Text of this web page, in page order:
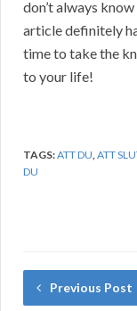
don’t always
article definitely
time to take the
to your life!
TAGS:ATT DU,ATT
DU
Previous Post